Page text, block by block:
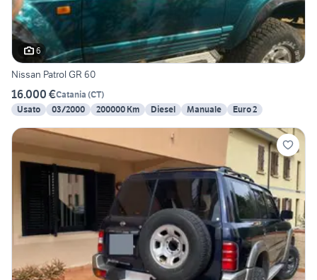
6
Nissan Patrol GR 60
16.000 €Catania (CT)
Usato
03/2000 200000 Km Diesel Manuale Euro 2